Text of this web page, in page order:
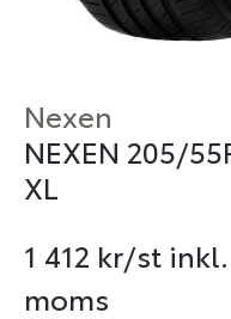
Nexen
NEXEN 205/
XL
1 412 kr/st inkl.
moms